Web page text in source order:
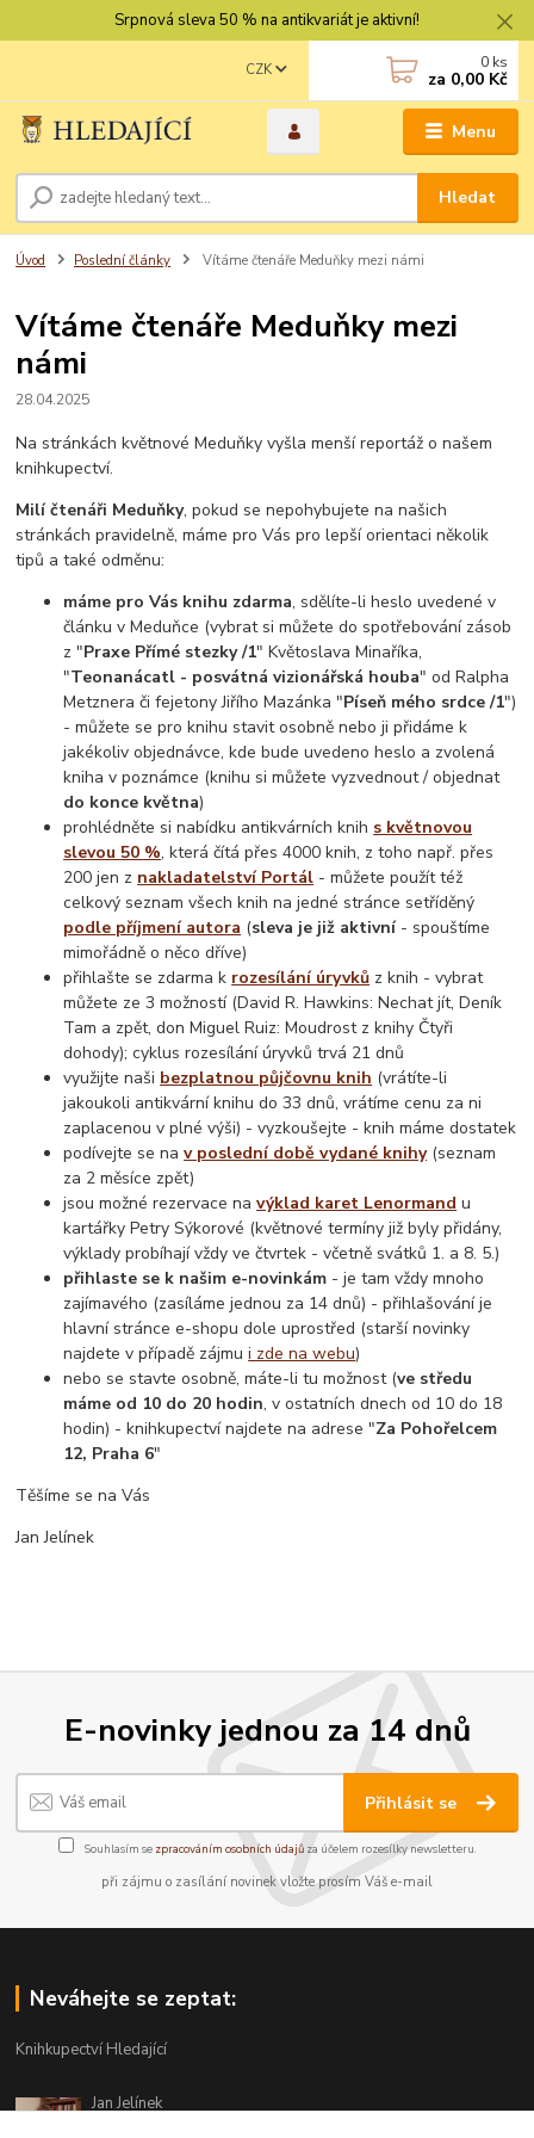
Srpnová sleva 50 % na antikvariát je aktivní!
Menu
CZK
Hledat
0 ks
za 0,00 Kč
Úvod Poslední články Vítáme čtenáře Meduňky mezi námi
Vítáme čtenáře Meduňky mezi
námi
28.04.2025
Na stránkách květnové Meduňky vyšla menší reportáž o našem
knihkupectví.
Milí čtenáři Meduňky, pokud se nepohybujete na našich
stránkách pravidelně, máme pro Vás pro lepší orientaci několik
tipů a také odměnu:
máme pro Vás knihu zdarma, sdělíte-li heslo uvedené v
článku v Meduňce (vybrat si můžete do spotřebování zásob
z "Praxe Přímé stezky /1" Květoslava Minaříka,
"Teonanácatl - posvátná vizionářská houba" od Ralpha
Metznera či fejetony Jiřího Mazánka "Píseň mého srdce /1")
- můžete se pro knihu stavit osobně nebo ji přidáme k
jakékoliv objednávce, kde bude uvedeno heslo a zvolená
kniha v poznámce (knihu si můžete vyzvednout / objednat
do konce května)
prohlédněte si nabídku antikvárních knih s květnovou
slevou 50 %, která čítá přes 4000 knih, z toho např. přes
200 jen z nakladatelství Portál - můžete použít též
celkový seznam všech knih na jedné stránce setříděný
podle příjmení autora (sleva je již aktivní- spouštíme
mimořádně o něco dříve)
přihlašte se zdarma k rozesílání úryvků z knih - vybrat
můžete ze 3 možností (David R. Hawkins: Nechat jít, Deník
Tam a zpět, don Miguel Ruiz: Moudrost z knihy Čtyři
dohody); cyklus rozesílání úryvků trvá 21 dnů
využijte naši bezplatnou půjčovnu knih (vrátíte-li
jakoukoli antikvární knihu do 33 dnů, vrátíme cenu za ni
zaplacenou v plné výši) - vyzkoušejte - knih máme dostatek
podívejte se nav poslední době vydané knihy(seznam
za 2 měsíce zpět)
jsou možné rezervace navýklad karet Lenormand u
kartářky Petry Sýkorové (květnové termíny již byly přidány,
výklady probíhají vždy ve čtvrtek - včetně svátků 1. a 8. 5.)
přihlaste se k našim e-novinkám - je tam vždy mnoho
zajímavého (zasíláme jednou za 14 dnů) - přihlašování je
hlavní stránce e-shopu dole uprostřed (starší novinky
najdete v případě zájmui zde na webu)
nebo se stavte osobně, máte-li tu možnost (ve středu
máme od 10 do 20 hodin, v ostatních dnech od 10 do 18
hodin) - knihkupectví najdete na adrese "Za Pohořelcem
12, Praha 6"
Těšíme se na Vás
Jan Jelínek
E-novinky jednou za 14 dnů
Přihlásit se
Souhlasím se zpracováním osobních údajůza účelem rozesílky newsletteru.
při zájmu o zasílání novinek vložte prosím Váš e-mail
Neváhejte se zeptat:
Knihkupectví Hledající
Jan Jelínek